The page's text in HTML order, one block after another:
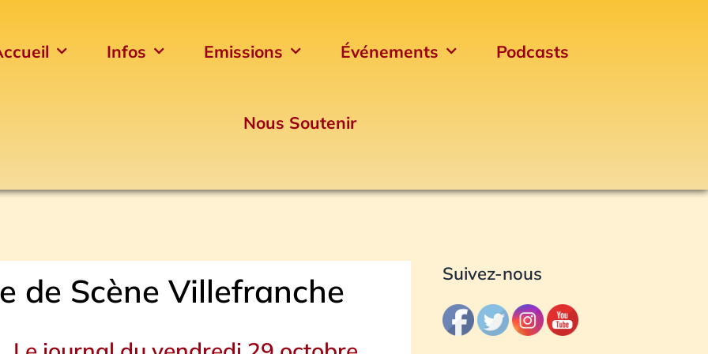
Infos Emissions Événements Podcasts
Nous Soutenir
de Scène Villefranche Suivez-nous
Archives